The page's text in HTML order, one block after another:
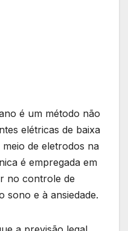
é um método não
elétricas de baixa
de eletrodos na
é empregada em
no controle de
sono e à ansiedade.